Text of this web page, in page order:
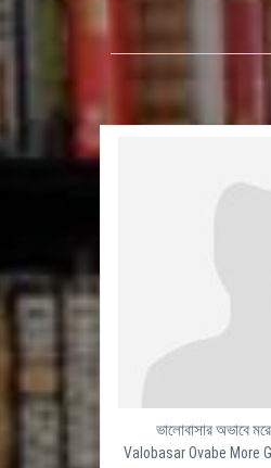
ভালোবাসার অভাবে
Valobasar Ovabe More